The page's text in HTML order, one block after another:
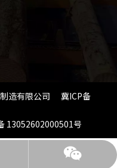
造有限公司 冀ICP备
13052602000501号